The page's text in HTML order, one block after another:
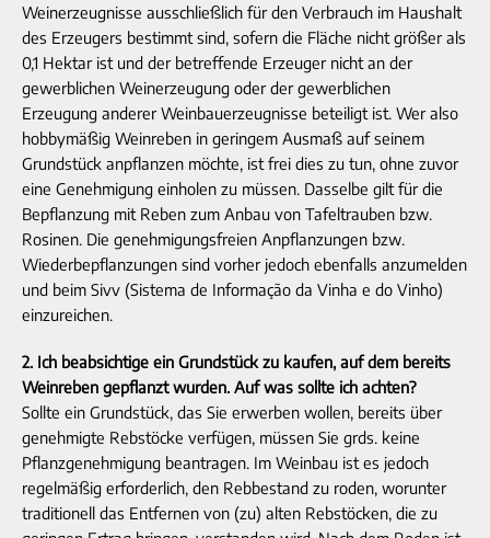
Weinerzeugnisse ausschließlich für den Verbrauch im Haushalt
des Erzeugers bestimmt sind, sofern die Fläche nicht größer als
0,1 Hektar ist und der betreffende Erzeuger nicht an der
gewerblichen Weinerzeugung oder der gewerblichen
Erzeugung anderer Weinbauerzeugnisse beteiligt ist. Wer also
hobbymäßig Weinreben in geringem Ausmaß auf seinem
Grundstück anpflanzen möchte, ist frei dies zu tun, ohne zuvor
eine Genehmigung einholen zu müssen. Dasselbe gilt für die
Bepflanzung mit Reben zum Anbau von Tafeltrauben bzw.
Rosinen. Die genehmigungsfreien Anpflanzungen bzw.
Wiederbepflanzungen sind vorher jedoch ebenfalls anzumelden
und beim Sivv (Sistema de Informação da Vinha e do Vinho)
einzureichen.
2. Ich beabsichtige ein Grundstück zu kaufen, auf dem bereits
Weinreben gepflanzt wurden. Auf was sollte ich achten?
Sollte ein Grundstück, das Sie erwerben wollen, bereits über
genehmigte Rebstöcke verfügen, müssen Sie grds. keine
Pflanzgenehmigung beantragen. Im Weinbau ist es jedoch
regelmäßig erforderlich, den Rebbestand zu roden, worunter
traditionell das Entfernen von (zu) alten Rebstöcken, die zu